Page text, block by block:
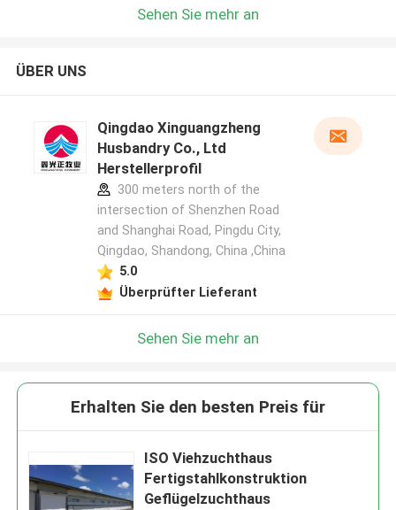
Sehen Sie mehr an
ÜBER UNS
Qingdao Xinguangzheng
Husbandry Co., Ltd
Herstellerprofil
300 meters north of the
intersection of Shenzhen Road
and Shanghai Road, Pingdu City,
Qingdao, Shandong, China ,China
5.0
Überprüfter Lieferant
Sehen Sie mehr an
Erhalten Sie den besten Preis für
ISO Viehzuchthaus
Fertigstahlkonstruktion
Geflügelzuchthaus